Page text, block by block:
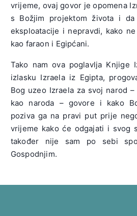
vrijeme, ovaj govor je opomena
s Božjim projektom života i
eksploatacije i nepravdi, kako
kao faraon i Egipćani.
Tako nam ova poglavlja Knjige
izlasku Izraela iz Egipta,
Bog uzeo Izraela za svoj narod
kao naroda – govore i kako
poziva ga na pravi put prije
vrijeme kako će odgajati i svog
također nije sam po sebi
Gospodnjim.